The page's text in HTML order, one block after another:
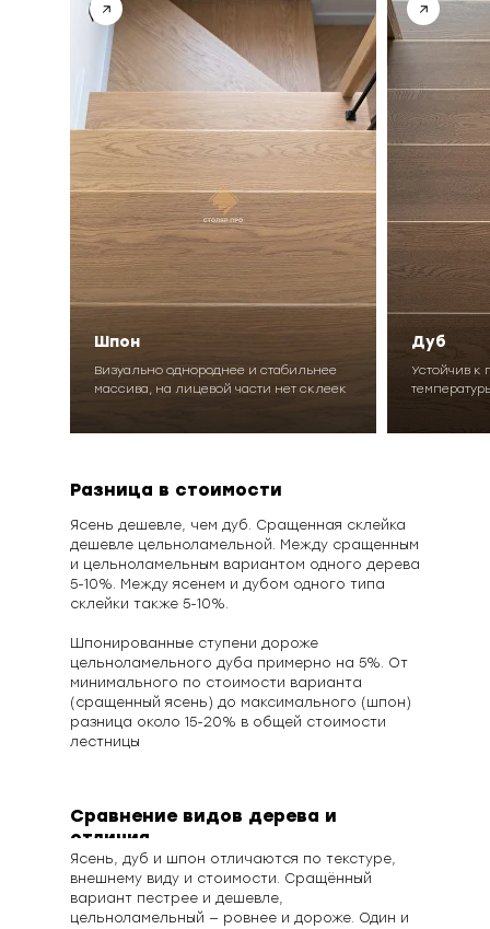
Визуально однороднее и стабильнее
массива, на лицевой части нет склеек
Шпон
Устойчив к
Дуб
Ясень дешевле, чем дуб. Сращенная склейка
дешевле цельноламельной. Между сращенным
и цельноламельным вариантом одного дерева
5-10%. Между ясенем и дубом одного типа
склейки также 5-10%.
Шпонированные ступени дороже
цельноламельного дуба примерно на 5%. От
минимального по стоимости варианта
(сращенный ясень) до максимального (шпон)
разница около 15-20% в общей стоимости
лестницы
Разница в стоимости
Сравнение видов дерева и
отличия
Ясень, дуб и шпон отличаются по текстуре,
внешнему виду и стоимости. Сращённый
вариант пестрее и дешевле,
цельноламельный — ровнее и дороже. Один и